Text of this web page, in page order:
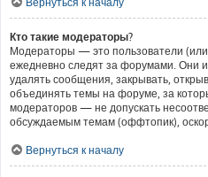
Кто такие модераторы?
Модераторы — это пользователи
ежедневно следят за форумами. Они
удалять сообщения, закрывать,
объединять темы на форуме, за
модераторов — не допускать
обсуждаемым темам (оффтопик),
Вернуться к началу